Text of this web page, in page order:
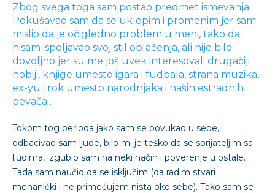
Zbog svega toga sam postao predmet ismevanja.
Pokušavao sam da se uklopim i promenim jer sam
mislio da je očigledno problem u meni, tako da
nisam ispoljavao svoj stil oblačenja, ali nije bilo
dovoljno jer su me još uvek interesovali drugačiji
hobiji, knjige umesto igara i fudbala, strana muzika,
ex-yu i rok umesto narodnjaka i naših estradnih
pevača…
Tokom tog perioda jako sam se povukao u sebe,
odbacivao sam ljude, bilo mi je teško da se sprijateljim sa
ljudima, izgubio sam na neki način i poverenje u ostale.
Tada sam naučio da se isključim (da radim stvari
mehanički i ne primećujem nista oko sebe). Tako sam se